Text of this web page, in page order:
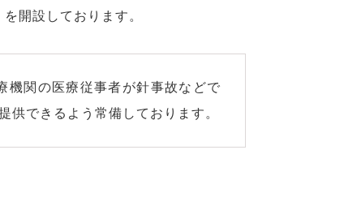
開設しております。
機関の医療従事者が針事故などで
できるよう常備しております。